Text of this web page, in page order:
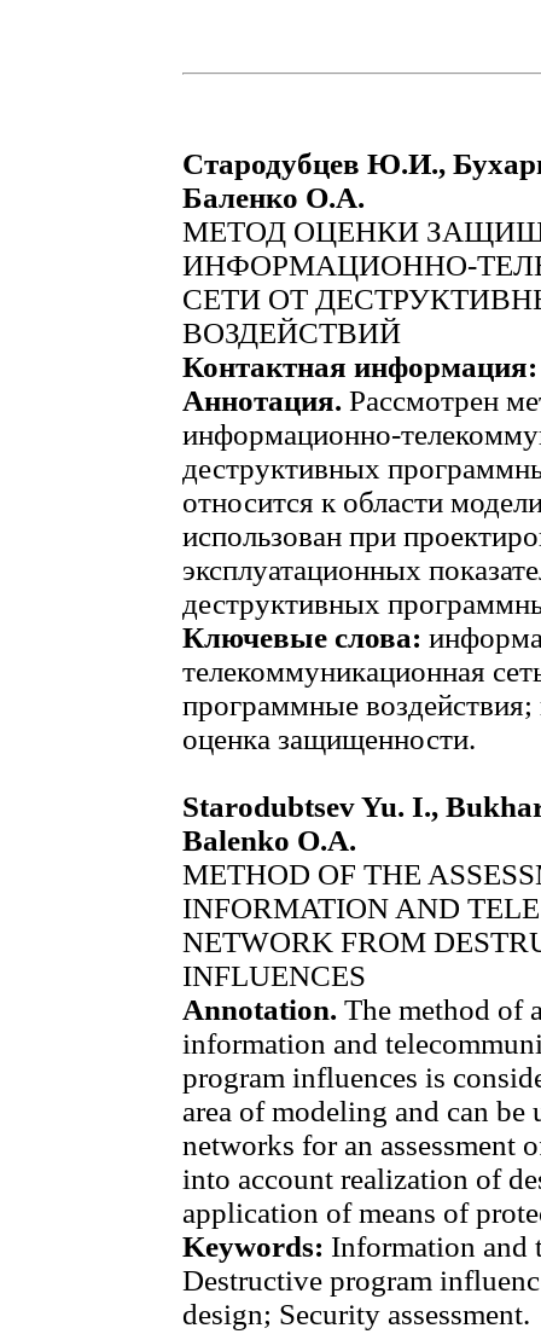
Стародубцев Ю.И.,
Баленко О.А.
МЕТОД ОЦЕНКИ
ИНФОРМАЦИОННО-
СЕТИ ОТ
ВОЗДЕЙСТВИЙ
Контактная
Аннотация. Рассмотрен
информационно-
деструктивных
относится к области
использован при
эксплуатационных
деструктивных
Ключевые слова:
телекоммуникационная
программные воздействия;
оценка защищенности.
Starodubtsev Yu. I.,
Balenko O.A.
METHOD OF THE
INFORMATION AND
NETWORK FROM
INFLUENCES
Annotation. The method of
information and
program influences is
area of modeling and can
networks for an assessment
into account realization of
application of means of
Keywords: Information and
Destructive program
design; Security assessment.